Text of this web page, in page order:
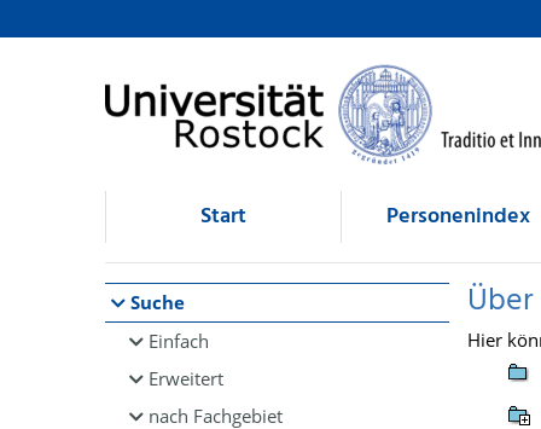
Browsen
direkt zum Inhalt
Start Personenindex
Suche
Einfach
Erweitert
nach Fachgebiet
Hier